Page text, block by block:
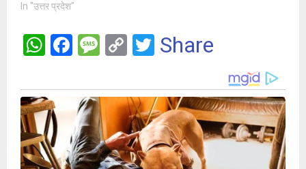
In "उत्तर प्रदेश"
W
at
s
A
p
F
ce
b
o
o
M
s
a
g
e
C
py
Li
n
k
T
tt
er
Share